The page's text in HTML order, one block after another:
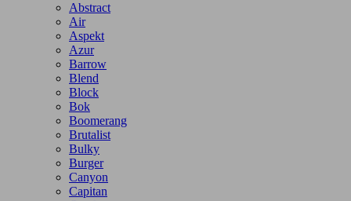
Abstract
Air
Aspekt
Azur
Barrow
Blend
Block
Bok
Boomerang
Brutalist
Bulky
Burger
Canyon
Capitan